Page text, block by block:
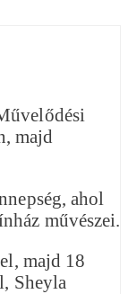
majd
ahol
művészei.
majd 18
Sheyla